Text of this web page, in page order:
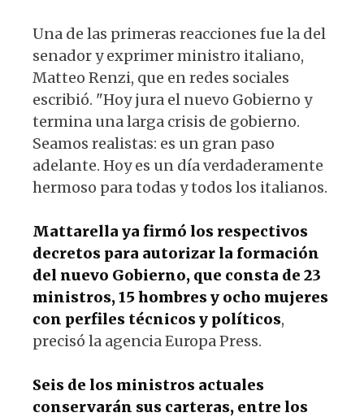
Una de las primeras reacciones fue la del
senador y exprimer ministro italiano,
Matteo Renzi, que en redes sociales
escribió. "Hoy jura el nuevo Gobierno y
termina una larga crisis de gobierno.
Seamos realistas: es un gran paso
adelante. Hoy es un día verdaderamente
hermoso para todas y todos los italianos.
Mattarella ya firmó los respectivos
decretos para autorizar la formación
del nuevo Gobierno, que consta de 23
ministros, 15 hombres y ocho mujeres
con perfiles técnicos y políticos,
precisó la agencia Europa Press.
Seis de los ministros actuales
conservarán sus carteras, entre los